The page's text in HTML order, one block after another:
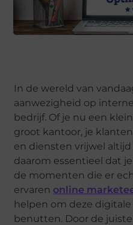
In de wereld van
aanwezigheid op
bedrijf. Of je nu een
groot kantoor, je
en diensten vrijwel altijd
daarom essentieel dat
de momenten die er
ervaren online
helpen om deze
benutten. Door de